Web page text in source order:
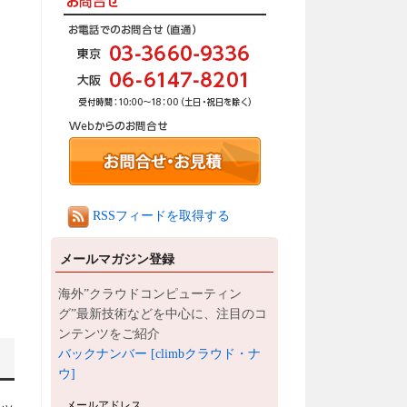
RSSフィードを取得する
メールマガジン登録
海外”クラウドコンピューティン
グ”最新技術などを中心に、注目のコ
ンテンツをご紹介
バックナンバー [climbクラウド・ナ
ウ]